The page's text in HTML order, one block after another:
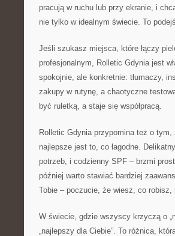
pracują w ruchu lub przy ekranie, i
nie tylko w idealnym świecie. To
Jeśli szukasz miejsca, które łączy
profesjonalnym, Rolletic Gdynia jest
spokojnie, ale konkretnie: tłumaczy,
zakupy w rutynę, a chaotyczne
być ruletką, a staje się współpracą.
Rolletic Gdynia przypomina też o tym,
najlepsze jest to, co łagodne.
potrzeb, i codzienny SPF – brzmi
później warto stawiać bardziej
Tobie – poczucie, że wiesz, co robisz,
W świecie, gdzie wszyscy krzyczą o
„najlepszy dla Ciebie”. To różnica,